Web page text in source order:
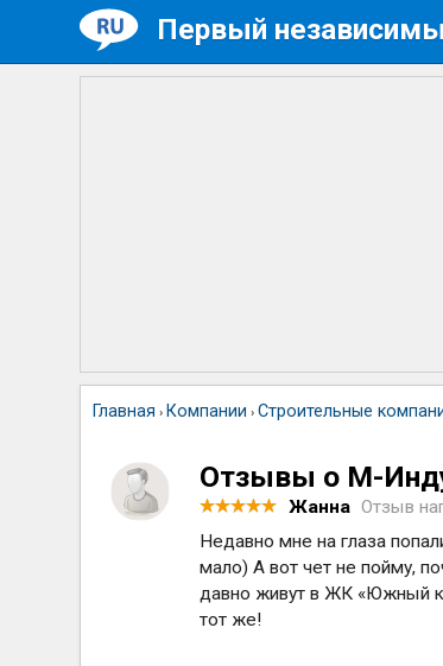
Первый
Главная › Компании ›Строительные
Отзывы о М-
Жанна Отзыв
Недавно мне на глаза
мало) А вот чет не пойму,
давно живут в ЖК «Южный
тот же!